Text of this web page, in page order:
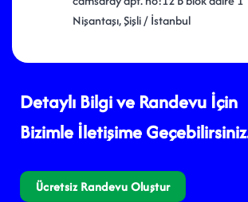
Nişantaşı, Şişli / İstanbul
Detaylı Bilgi ve Randevu İçin
Bizimle İletişime
Ücretsiz Randevu Oluştur